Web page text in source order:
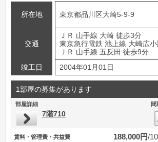
所在地 東京都品川区大崎5-9-9
交通
ＪＲ 山手線 大崎 徒歩3分
東京急行電鉄 池上線 大崎広
ＪＲ 山手線 五反田 徒歩9分
竣工日
2004年01月01日
1部屋の募集があります
部屋詳細
7階710
賃料・管理費・共益費 188,000円